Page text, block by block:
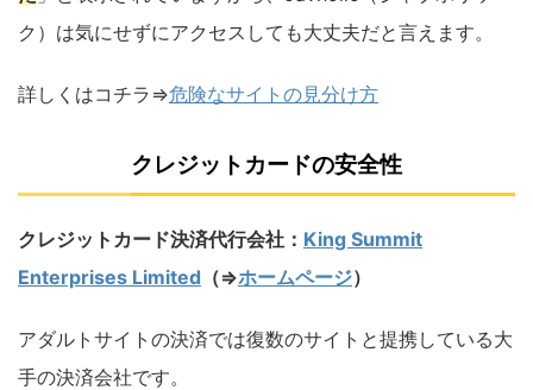
ク）は気にせずにアクセスしても大丈夫だと言えます。
詳しくはコチラ⇒危険なサイトの見分け方
クレジットカードの安全性
クレジットカード決済代行会社： King Summit
Enterprises Limited （⇒ホームページ）
アダルトサイトの決済では復数のサイトと提携している大
手の決済会社です。